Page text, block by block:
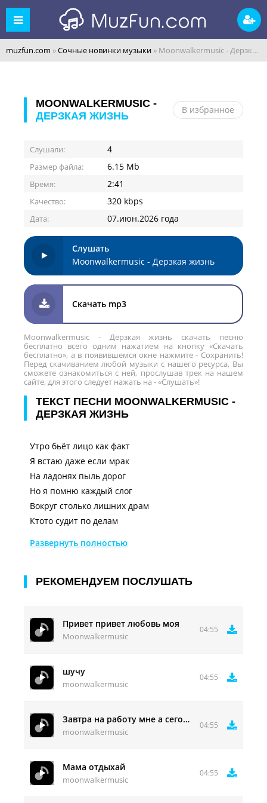
muzfun.com »Сочные новинки музыки » Moonwalkermusic - Дерзкая жизнь
MOONWALKERMUSIC -
ДЕРЗКАЯ ЖИЗНЬ
В избранное
Слушали: 4
Размер файла: 6.15 Mb
Время: 2:41
Качество: 320 kbps
Дата: 07.июн.2026 года
Слушать
Moonwalkermusic - Дерзкая жизнь
Скачать mp3
Moonwalkermusic - Дерзкая жизнь скачать песню
бесплатно всего одним нажатием на кнопку «Скачать
бесплатно», а в появившемся окне нажмите - Сохранить!
Перед скачиванием любой музыки с нашего ресурса, Вы
сможете ознакомиться с ней, прослушав трек на нашем
сайте, для этого следует нажать на - «Слушать»!
ТЕКСТ ПЕСНИ MOONWALKERMUSIC -
ДЕРЗКАЯ ЖИЗНЬ
Утро бьёт лицо как факт
Я встаю даже если мрак
На ладонях пыль дорог
Но я помню каждый слог
Вокруг столько лишних драм
Ктото судит по делам
Развернуть полностью
РЕКОМЕНДУЕМ ПОСЛУШАТЬ
Привет привет любовь моя
Moonwalkermusic
04:55
шучу
moonwalkermusic
04:55
Завтра на работу мне а сегодня тишина
moonwalkermusic
04:55
Мама отдыхай
moonwalkermusic
04:55